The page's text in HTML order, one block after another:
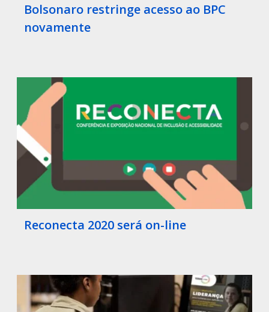
Bolsonaro restringe acesso ao BPC
novamente
Reconecta 2020 será on-line